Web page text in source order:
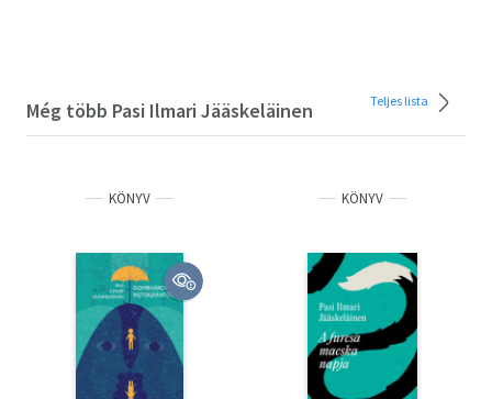
Még több Pasi Ilmari Jääskeläinen Teljes lista
KÖNYV KÖNYV